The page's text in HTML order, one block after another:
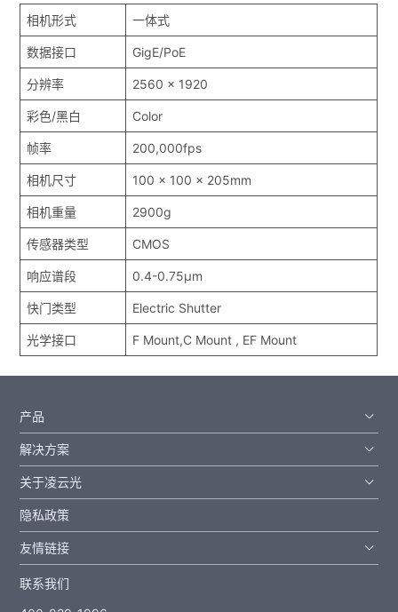
相机形式 一体式
数据接口 GigE/PoE
分辨率 2560 x 1920
彩色/黑白 Color
帧率 200,000fps
相机尺寸 100 x 100 x 205mm
相机重量 2900g
传感器类型 CMOS
响应谱段 0.4-0.75μm
快门类型 Electric Shutter
光学接口 F Mount,C Mount , EF Mount
产品
解决方案
关于凌云光
隐私政策
友情链接
联系我们